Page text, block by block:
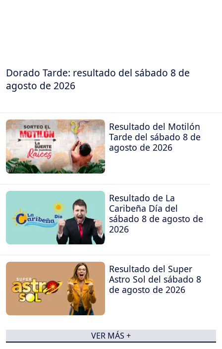
Dorado Tarde: resultado del sábado 8 de
agosto de 2026
Resultado del Motilón
Tarde del sábado 8 de
agosto de 2026
Resultado de La
Caribeña Día del
sábado 8 de agosto de
2026
Resultado del Super
Astro Sol del sábado 8
de agosto de 2026
VER MÁS +